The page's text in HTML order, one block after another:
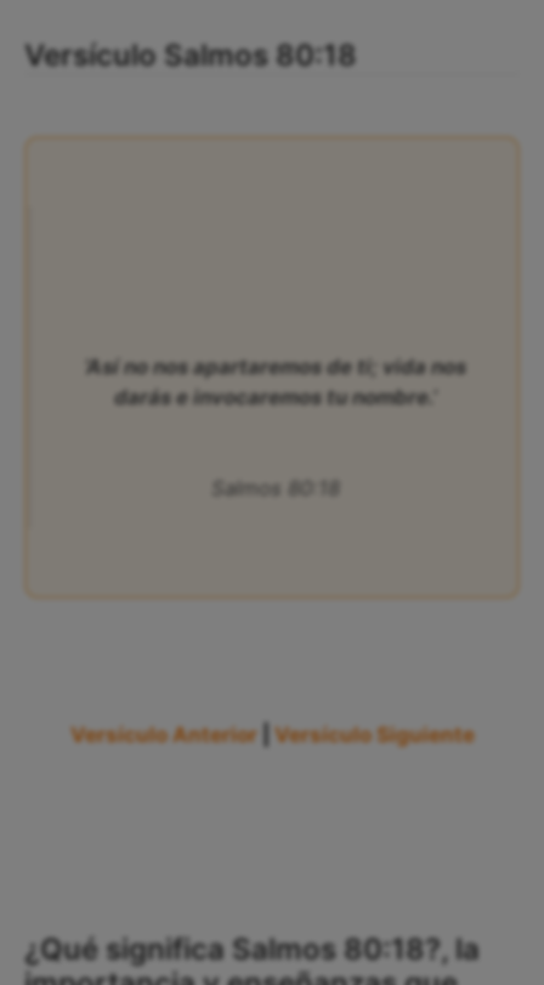
Versículo Salmos 80:18
‘Así no nos apartaremos de ti; vida nos
darás e invocaremos tu nombre.’
Salmos 80:18
Versículo Anterior Versículo Siguiente
¿Qué significa Salmos 80:18?, la